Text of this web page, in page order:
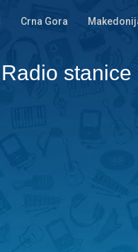
Crna Gora
Radio stanice